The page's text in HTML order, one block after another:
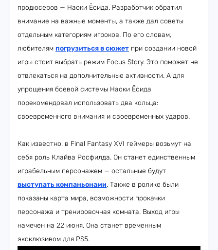
продюсеров — Наоки Ёсида. Разработчик обратил
внимание на важные моменты, а также дал советы
отдельным категориям игроков. По его словам,
любителям погрузиться в сюжет при создании новой
игры стоит выбрать режим Focus Story. Это поможет не
отвлекаться на дополнительные активности. А для
упрощения боевой системы Наоки Ёсида
порекомендовал использовать два кольца:
своевременного внимания и своевременных ударов.
Как известно, в Final Fantasy XVI геймеры возьмут на
себя роль Клайва Росфилда. Он станет единственным
играбельным персонажем — остальные будут
выступать компаньонами. Также в ролике были
показаны карта мира, возможности прокачки
персонажа и тренировочная комната. Выход игры
намечен на 22 июня. Она станет временным
эксклюзивом для PS5.